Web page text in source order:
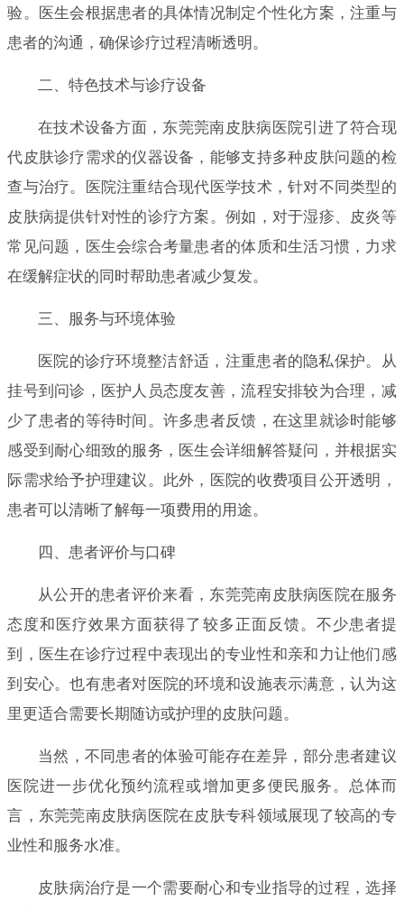
验。医生会根据患者的具体情况制定个性化方案，注重与
患者的沟通，确保诊疗过程清晰透明。
二、特色技术与诊疗设备
在技术设备方面，东莞莞南皮肤病医院引进了符合现
代皮肤诊疗需求的仪器设备，能够支持多种皮肤问题的检
查与治疗。医院注重结合现代医学技术，针对不同类型的
皮肤病提供针对性的诊疗方案。例如，对于湿疹、皮炎等
常见问题，医生会综合考量患者的体质和生活习惯，力求
在缓解症状的同时帮助患者减少复发。
三、服务与环境体验
医院的诊疗环境整洁舒适，注重患者的隐私保护。从
挂号到问诊，医护人员态度友善，流程安排较为合理，减
少了患者的等待时间。许多患者反馈，在这里就诊时能够
感受到耐心细致的服务，医生会详细解答疑问，并根据实
际需求给予护理建议。此外，医院的收费项目公开透明，
患者可以清晰了解每一项费用的用途。
四、患者评价与口碑
从公开的患者评价来看，东莞莞南皮肤病医院在服务
态度和医疗效果方面获得了较多正面反馈。不少患者提
到，医生在诊疗过程中表现出的专业性和亲和力让他们感
到安心。也有患者对医院的环境和设施表示满意，认为这
里更适合需要长期随访或护理的皮肤问题。
当然，不同患者的体验可能存在差异，部分患者建议
医院进一步优化预约流程或增加更多便民服务。总体而
言，东莞莞南皮肤病医院在皮肤专科领域展现了较高的专
业性和服务水准。
皮肤病治疗是一个需要耐心和专业指导的过程，选择